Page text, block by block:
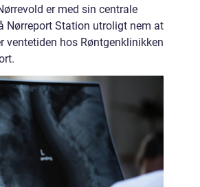
er med sin centrale
Nørreport Station utroligt nem at
ventetiden hos Røntgenklinikken